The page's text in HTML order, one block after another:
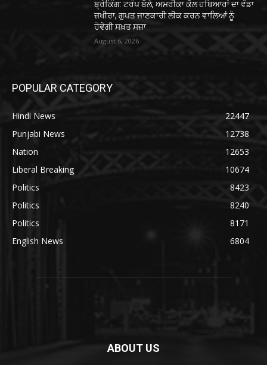
ਬ੍ਰੇਕਿੰਗ: ਟਰੰਪ ਬੋਲੇ, ਅਮਰੀਕਾ ਕੋਲ ਹਥਿਆਰਾਂ ਦਾ ਵੱਡਾ
ਜ਼ਖੀਰਾ, ਗੁਪਤ ਜਾਣਕਾਰੀ ਲੀਕ ਕਰਨ ਵਾਲਿਆਂ ਨੂੰ
ਹੋਵੇਗੀ ਸਖ਼ਤ ਸਜ਼ਾ
August 6, 2026
POPULAR CATEGORY
Hindi News
22447
Punjabi News
12738
Nation
12653
Liberal Breaking
10674
Politics
8423
Politics
8240
Politics
8171
English News
6804
ABOUT US